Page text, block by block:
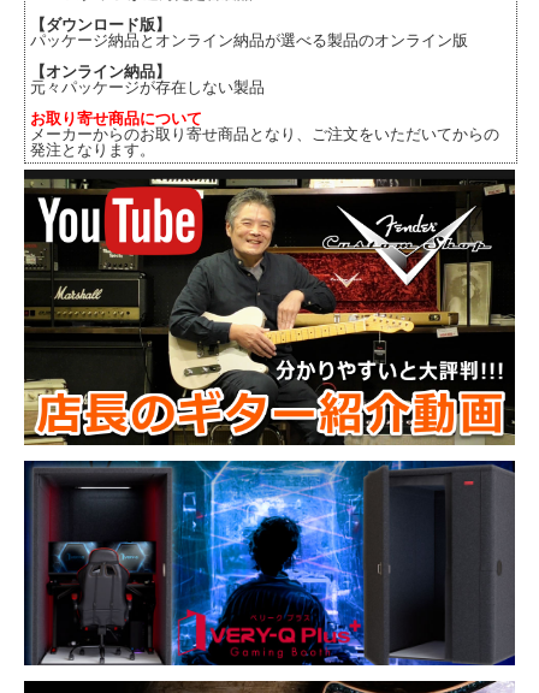
【ダウンロード版】
パッケージ納品とオンライン納品が選べる製品のオンライン版
【オンライン納品】
元々パッケージが存在しない製品
お取り寄せ商品について
メーカーからのお取り寄せ商品となり、ご注文をいただいてからの
発注となります。